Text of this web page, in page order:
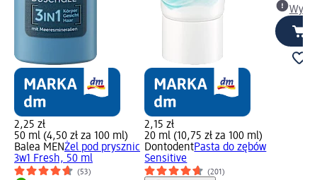
2,25 zł
50 ml (4,50 zł za 100 ml)
Balea MENŻel pod prysznic
3w1 Fresh, 50 ml
(53)
2,15 zł
20 ml (10,75 zł za 100 ml)
DontodentPasta do zębów
Sensitive
(201)